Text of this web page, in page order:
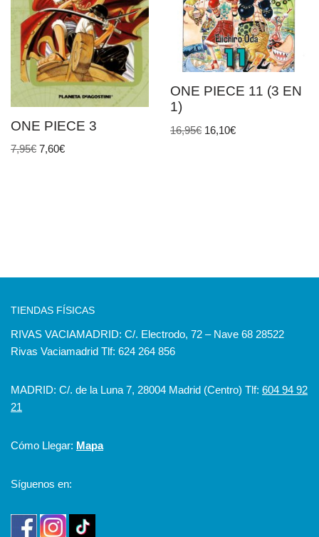
ONE PIECE 3
7,95€ 7,60€
ONE PIECE 11 (3 EN
1)
16,95€ 16,10€
TIENDAS FÍSICAS
RIVAS VACIAMADRID: C/. Electrodo, 72 – Nave 68 28522
Rivas Vaciamadrid Tlf: 624 264 856
MADRID: C/. de la Luna 7, 28004 Madrid (Centro) Tlf: 604 94 92
21
Cómo Llegar: Mapa
Síguenos en: